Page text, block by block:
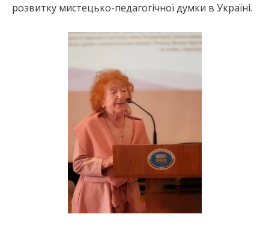
розвитку мистецько-педагогічної думки в Україні.